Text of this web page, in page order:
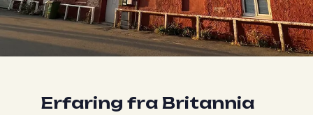
Erfaring fra Britannia